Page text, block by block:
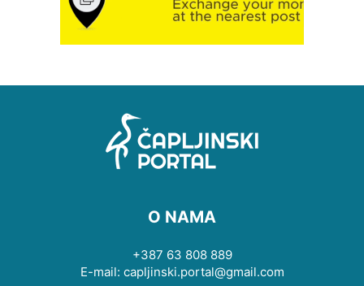
O NAMA
+387 63 808 889
E-mail: capljinski.portal@gmail.com